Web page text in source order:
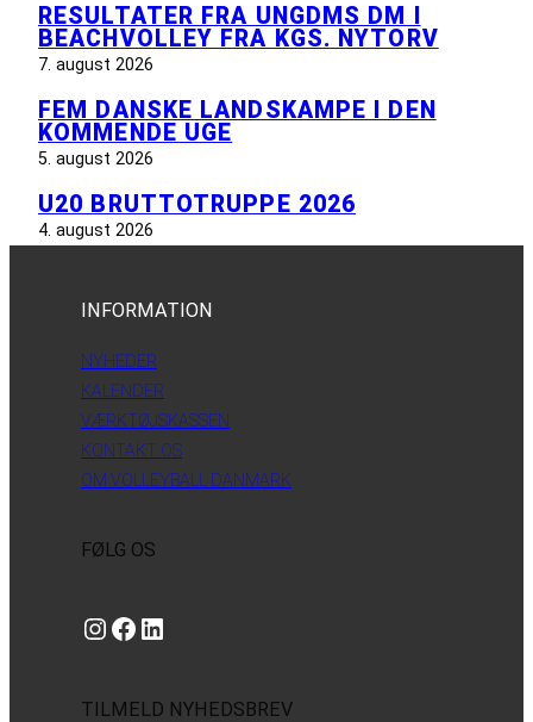
RESULTATER FRA UNGDMS DM I
BEACHVOLLEY FRA KGS. NYTORV
7. august 2026
FEM DANSKE LANDSKAMPE I DEN
KOMMENDE UGE
5. august 2026
U20 BRUTTOTRUPPE 2026
4. august 2026
INFORMATION
NYHEDER
KALENDER
VÆRKTØJSKASSEN
KONTAKT OS
OM VOLLEYBALL DANMARK
FØLG OS
Instagram https://www.facebook.com/danishbeachvolleytour LinkedIn
TILMELD NYHEDSBREV